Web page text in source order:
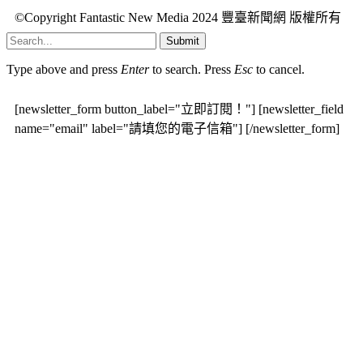
©Copyright Fantastic New Media 2024 豐臺新聞網 版權所有
Submit
Type above and press Enterto search. Press Esc to cancel.
[newsletter_form button_label="立即訂閱！"] [newsletter_field
name="email" label="請填您的電子信箱"] [/newsletter_form]